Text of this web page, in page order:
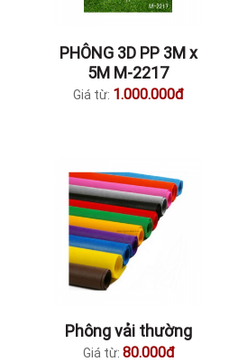
PHÔNG 3D PP 3M x
5M M-2217
Giá từ: 1.000.000đ
Phông vải thường
Giá từ: 80.000đ